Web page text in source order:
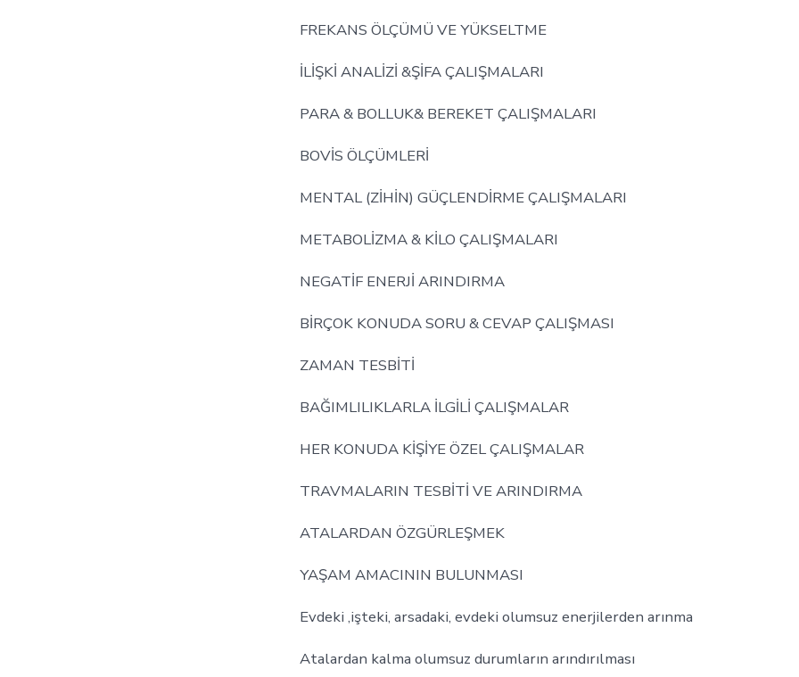
FREKANS ÖLÇÜMÜ VE YÜKSELTME
İLİŞKİ ANALİZİ &ŞİFA ÇALIŞMALARI
PARA & BOLLUK& BEREKET ÇALIŞMALARI
BOVİS ÖLÇÜMLERİ
MENTAL (ZİHİN) GÜÇLENDİRME ÇALIŞMALARI
METABOLİZMA & KİLO ÇALIŞMALARI
NEGATİF ENERJİ ARINDIRMA
BİRÇOK KONUDA SORU & CEVAP ÇALIŞMASI
ZAMAN TESBİTİ
BAĞIMLILIKLARLA İLGİLİ ÇALIŞMALAR
HER KONUDA KİŞİYE ÖZEL ÇALIŞMALAR
TRAVMALARIN TESBİTİ VE ARINDIRMA
ATALARDAN ÖZGÜRLEŞMEK
YAŞAM AMACININ BULUNMASI
Evdeki ,işteki, arsadaki, evdeki olumsuz enerjilerden arınma
Atalardan kalma olumsuz durumların arındırılması